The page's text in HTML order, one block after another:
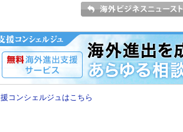
コンシェルジュはこちら